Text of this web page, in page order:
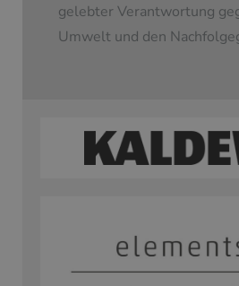
gelebter Verantwortung
Umwelt und den